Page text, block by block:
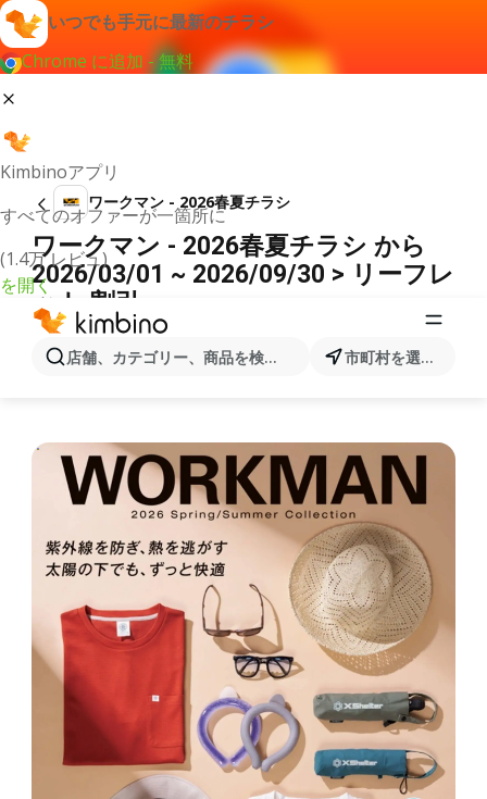
いつでも手元に最新のチラシ
Chrome に追加 - 無料
Kimbinoアプリ
すべてのオファーが一箇所に
(1.4万 レビュ)
を開く
店舗、カテゴリー、商品を検索... 市町村を選択します
ワークマン - 2026春夏チラシ
ワークマン - 2026春夏チラシ から
2026/03/01 ~ 2026/09/30 > リーフレ
ット 割引